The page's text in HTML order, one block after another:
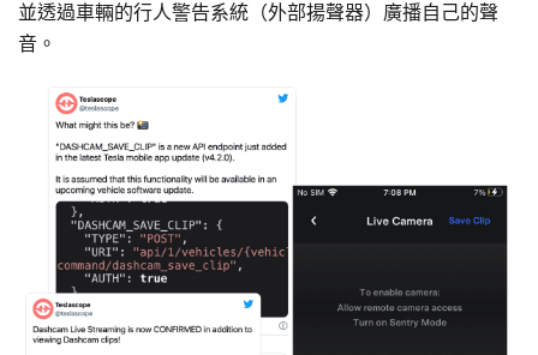
並透過車輛的行人警告系統（外部揚聲器）廣播自己的聲
音。